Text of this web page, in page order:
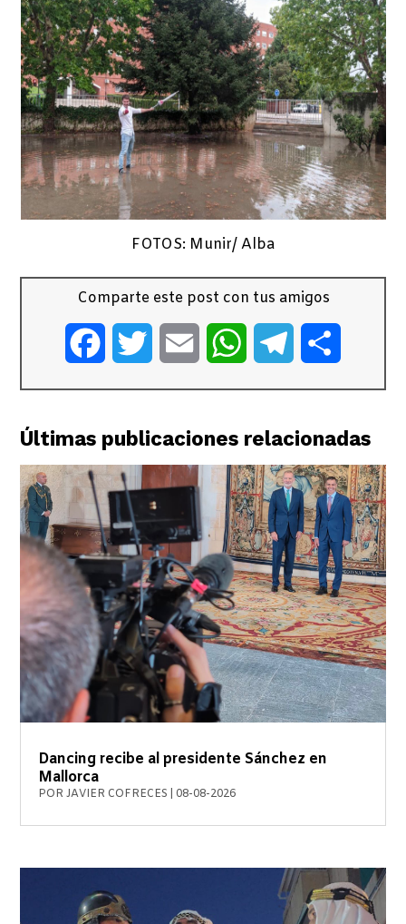
FOTOS: Munir/ Alba
Comparte este post con tus amigos
FacebookTwitter Email WhatsAppTelegram
Últimas publicaciones relacionadas
Dancing recibe al presidente Sánchez en
Mallorca
PORJAVIER COFRECES 08-08-2026